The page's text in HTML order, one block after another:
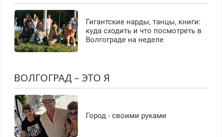
Гигантские нарды, танцы, книги:
куда сходить и что посмотреть в
Волгограде на неделе
ВОЛГОГРАД – ЭТО Я
Город - своими руками